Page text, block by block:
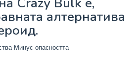
алтернатива
Минус опасността